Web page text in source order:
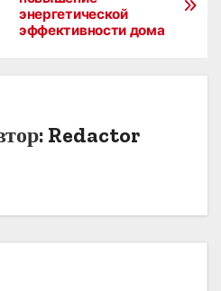
энергетической
эффективности дома
Redactor